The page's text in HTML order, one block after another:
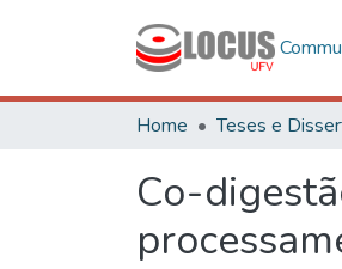
Home Teses e
Co-